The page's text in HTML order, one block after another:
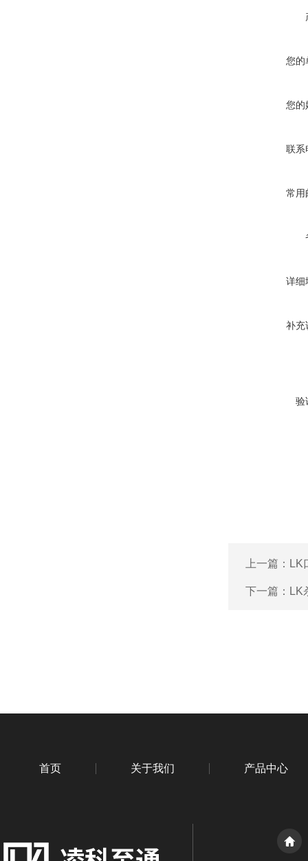
您的
您的
联系
常用
详细
补充
验
上一篇： LK
下一篇： LK
首页 关于我们 产品中心